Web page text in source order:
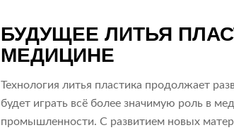
БУДУЩЕЕ ЛИТЬЯ
МЕДИЦИНЕ
Технология литья пластика продолжает
будет играть всё более значимую роль в
промышленности. С развитием новых